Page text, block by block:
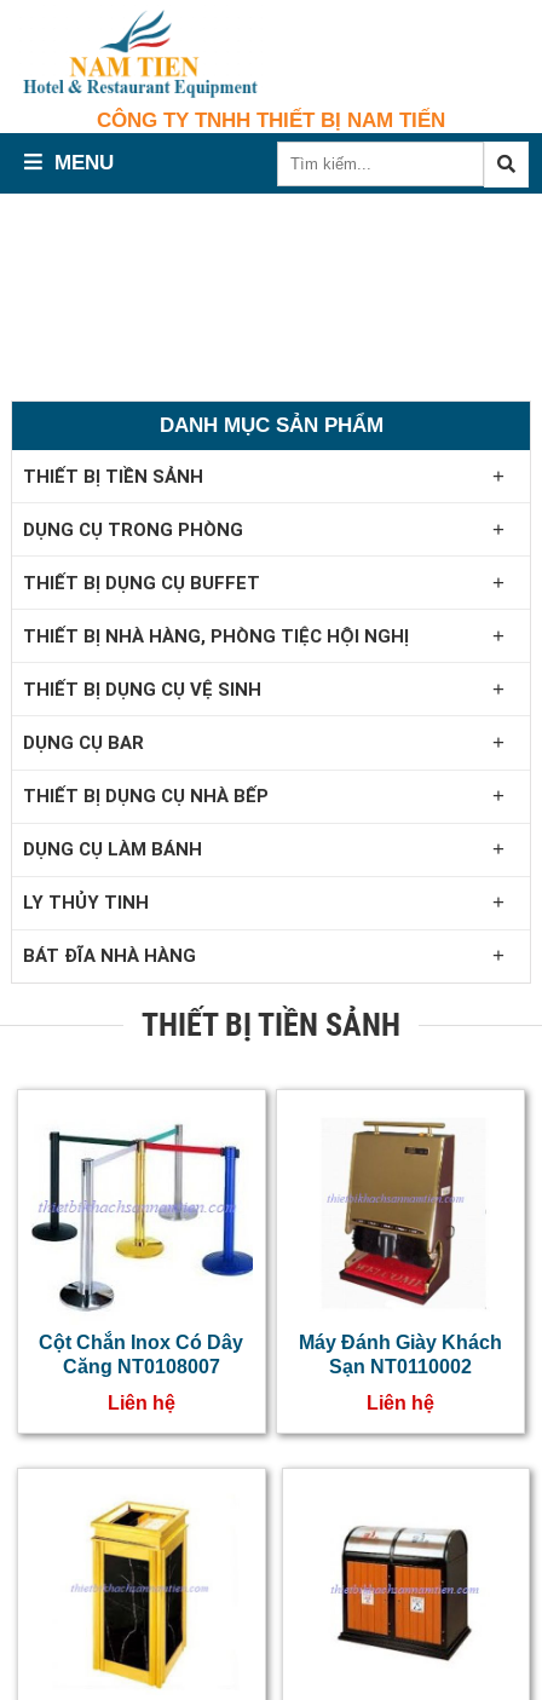
CÔNG TY TNHH THIẾT BỊ NAM TIẾN
MENU
DANH MỤC SẢN PHẨM
THIẾT BỊ TIỀN SẢNH +
DỤNG CỤ TRONG PHÒNG +
THIẾT BỊ DỤNG CỤ BUFFET +
THIẾT BỊ NHÀ HÀNG, PHÒNG TIỆC HỘI NGHỊ +
THIẾT BỊ DỤNG CỤ VỆ SINH +
DỤNG CỤ BAR +
THIẾT BỊ DỤNG CỤ NHÀ BẾP +
DỤNG CỤ LÀM BÁNH +
LY THỦY TINH +
BÁT ĐĨA NHÀ HÀNG +
THIẾT BỊ TIỀN SẢNH
Cột Chắn Inox Có Dây
Căng NT0108007
Liên hệ
Máy Đánh Giày Khách
Sạn NT0110002
Liên hệ